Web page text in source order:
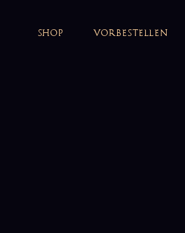
SHOP VORBESTELLEN